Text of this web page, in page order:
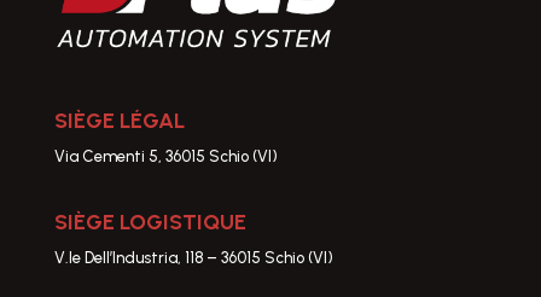
SIÈGE LÉGAL
Via Cementi 5, 36015 Schio (VI)
SIÈGE LOGISTIQUE
V.le Dell’Industria, 118 – 36015 Schio (VI)